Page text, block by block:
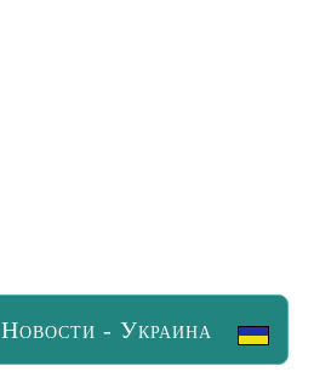
Новости - Украина